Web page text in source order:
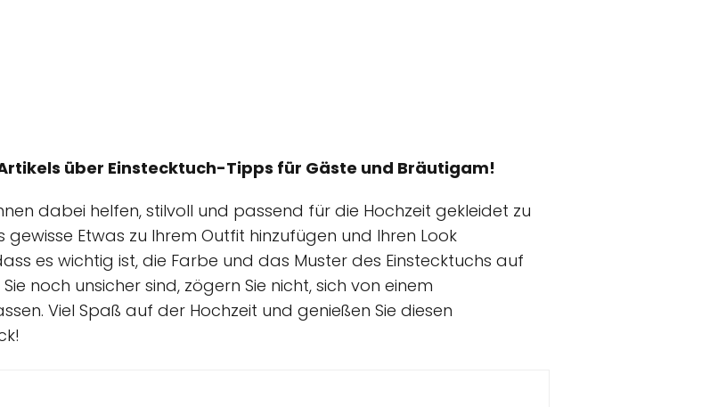
über Einstecktuch-Tipps für Gäste und Bräutigam!
dabei helfen, stilvoll und passend für die Hochzeit gekleidet zu
gewisse Etwas zu Ihrem Outfit hinzufügen und Ihren Look
es wichtig ist, die Farbe und das Muster des Einstecktuchs auf
noch unsicher sind, zögern Sie nicht, sich von einem
Viel Spaß auf der Hochzeit und genießen Sie diesen